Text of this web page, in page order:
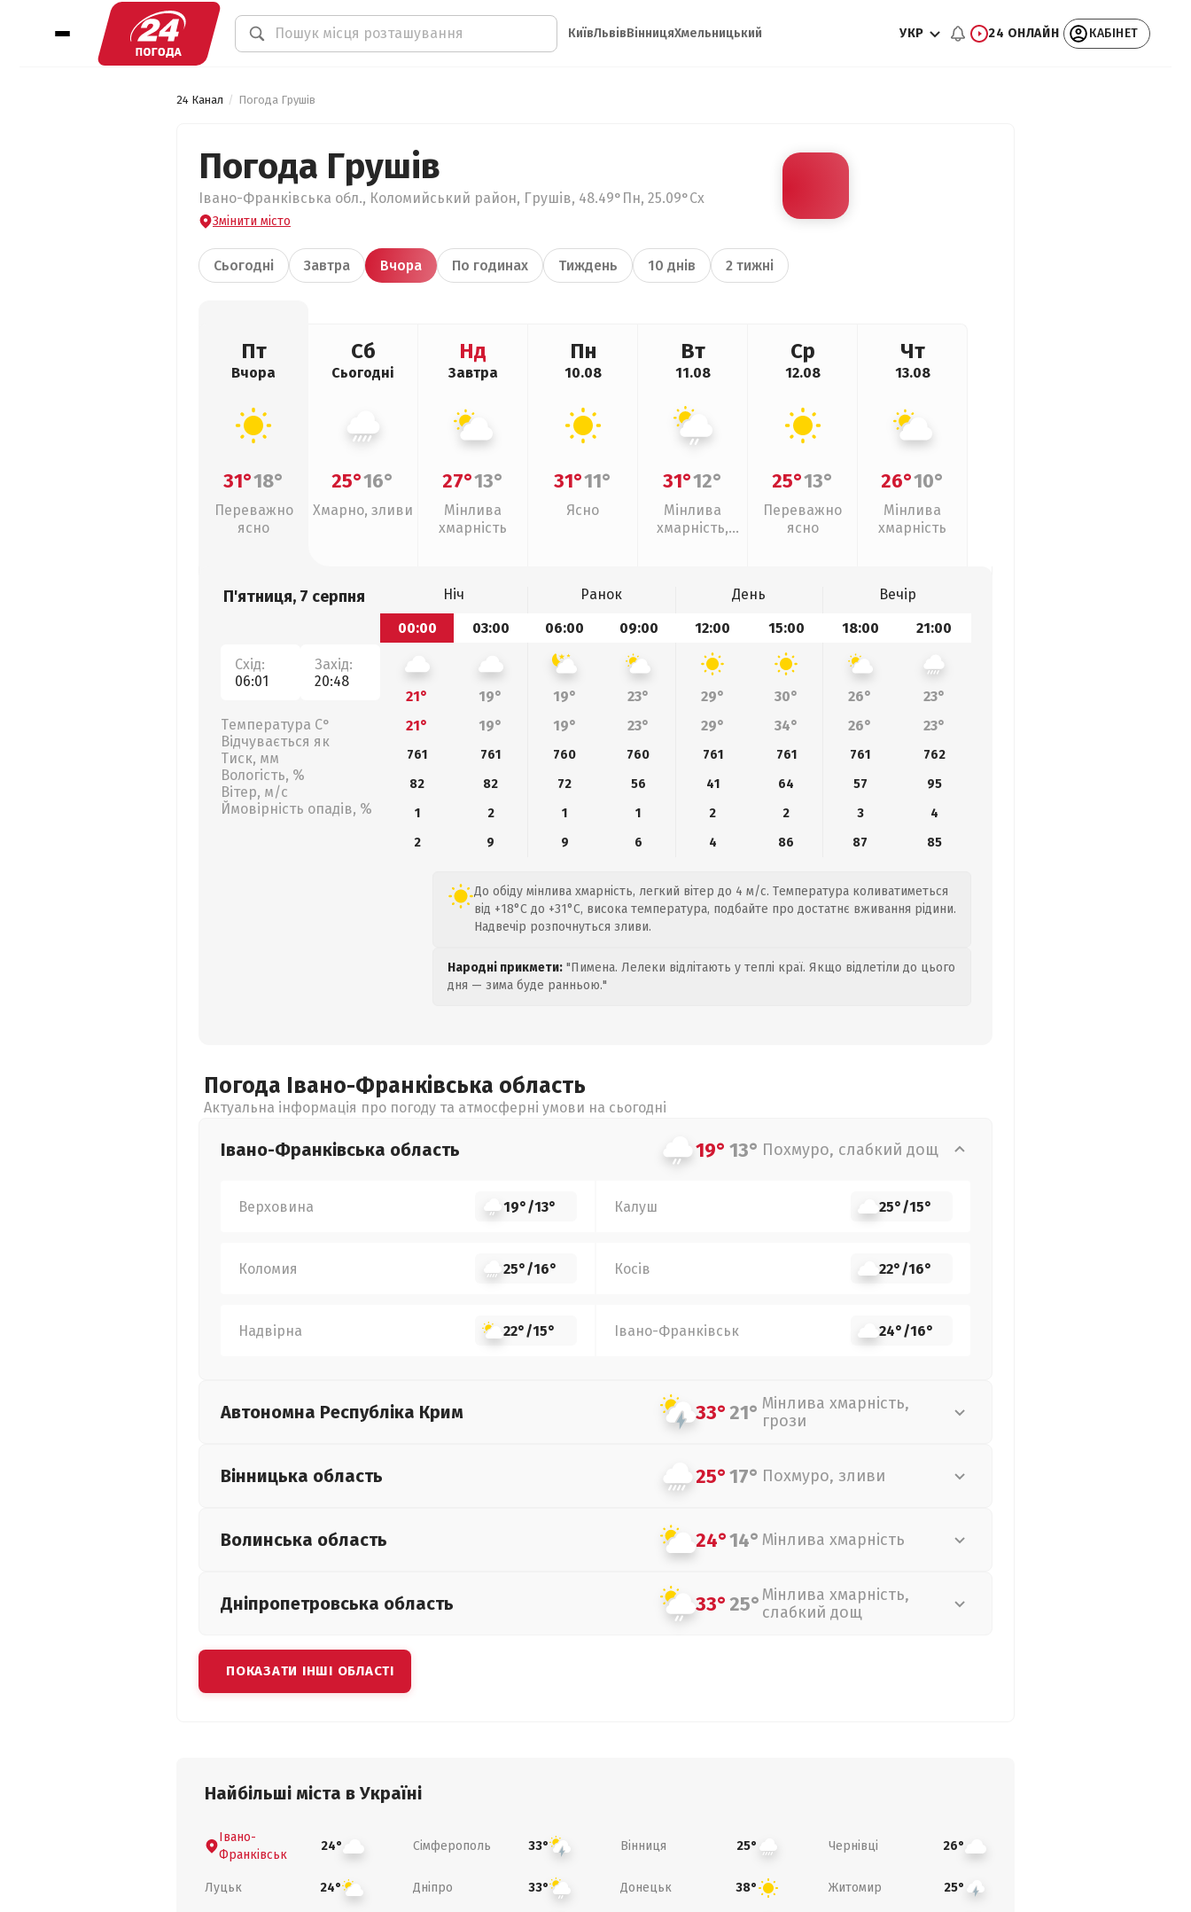
КиївЛьвівВінницяХмельницький УКР 24 ОНЛАЙН КАБІНЕТ
24 Канал Погода Грушів
Погода Грушів
Івано-Франківська обл., Коломийський район, Грушів, 48.49°Пн, 25.09°Сх
Змінити місто
Сьогодні Завтра Вчора По годинах Тиждень 10 днів 2 тижні
Пт
Вчора
31°18°
Переважно
ясно
Сб
Сьогодні
25°16°
Хмарно, зливи
Нд
Завтра
27°13°
Мінлива
хмарність
Пн
10.08
31°11°
Ясно
Вт
11.08
31°12°
Мінлива
хмарність,
Ср
12.08
25°13°
Переважно
ясно
Чт
13.08
26°10°
Мінлива
хмарність
П'ятниця, 7 серпня
Схід:
06:01
Захід:
20:48
Температура С°
Відчувається як
Тиск, мм
Вологість, %
Вітер, м/с
Ймовірність опадів, %
Ніч Ранок День
Вечір
00:00
03:00 06:00 09:00 12:00 15:00 18:00 21:00
21° 19° 19° 23° 29° 30° 26°
23°
21°
19° 19° 23° 29° 34° 26° 23°
761 761 760 760 761 761 761
762
82
82 72 56 41 64 57
95
1
2 1 1 2 2 3
4
2
9 9 6 4 86 87 85
До обіду мінлива хмарність, легкий вітер до 4 м/с. Температура коливатиметься
від +18°C до +31°C, висока температура, подбайте про достатнє вживання рідини.
Надвечір розпочнуться зливи.
Народні прикмети: "Пимена. Лелеки відлітають у теплі краї. Якщо відлетіли до цього
дня — зима буде ранньою."
Погода Івано-Франківська область
Актуальна інформація про погоду та атмосферні умови на сьогодні
Івано-Франківська область 19° 13° Похмуро, слабкий дощ
Верховина 19°/13° Калуш 25°/15°
Коломия 25°/16° Косів 22°/16°
Надвірна 22°/15° Івано-Франківськ 24°/16°
Автономна Республіка Крим 33°21° Мінлива хмарність,
грози
Вінницька область 25°17° Похмуро, зливи
Волинська область 24°14° Мінлива хмарність
Дніпропетровська область 33°25°Мінлива хмарність,
слабкий дощ
ПОКАЗАТИ ІНШІ ОБЛАСТІ
Найбільші міста в Україні
Івано-
Франківськ
24° Сімферополь 33° Вінниця 25° Чернівці 26°
Луцьк 24° Дніпро 33° Донецьк 38° Житомир 25°